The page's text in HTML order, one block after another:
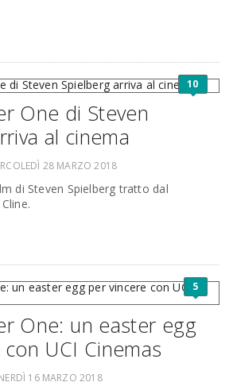
10
One di Steven
al cinema
28 MARZO 2018
di Steven Spielberg tratto dal
5
One: un easter egg
UCI Cinemas
16 MARZO 2018